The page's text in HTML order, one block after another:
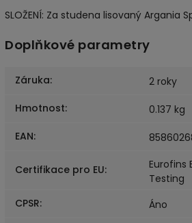
SLOŽENÍ: Za studena lisovaný Argania
Doplňkové parametry
Záruka:
2 roky
Hmotnost:
0.137 kg
EAN:
Certifikace pro EU:
Eurofins
Testing
CPSR:
Áno